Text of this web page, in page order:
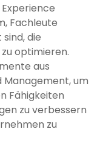
Fachleute
die
optimieren.
aus
Management, um
Fähigkeiten
zu verbessern
zu